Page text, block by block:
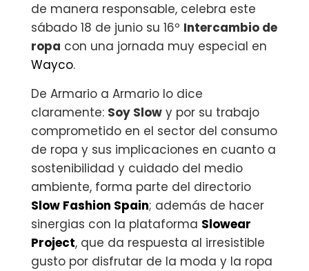
de manera responsable, celebra este
sábado 18 de junio su ‎16º Intercambio de
ropa ‬ con una jornada muy especial en
Wayco.
De Armario a Armario lo dice
claramente: Soy Slow y por su trabajo
comprometido en el sector del consumo
de ropa y sus implicaciones en cuanto a
sostenibilidad y cuidado del medio
ambiente, forma parte del directorio
Slow Fashion Spain; además de hacer
sinergias con la plataforma Slowear
Project, que da respuesta al irresistible
gusto por disfrutar de la moda y la ropa